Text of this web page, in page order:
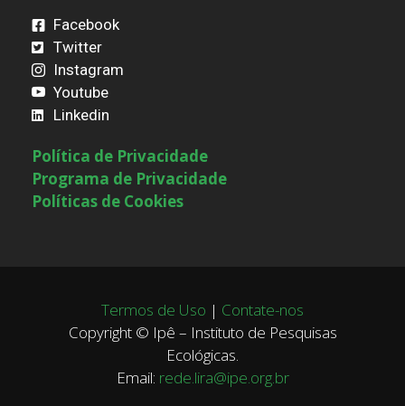
Facebook
Twitter
Instagram
Youtube
Linkedin
Política de Privacidade
Programa de Privacidade
Políticas de Cookies
Termos de Uso | Contate-nos
Copyright © Ipê – Instituto de Pesquisas
Ecológicas.
Email: rede.lira@ipe.org.br